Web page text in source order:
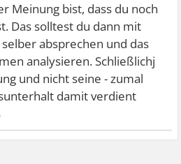
Meinung bist, dass du noch
Das solltest du dann mit
absprechen und das
analysieren. Schließlichj
und nicht seine - zumal
damit verdient